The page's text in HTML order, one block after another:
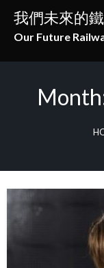
Skip
content
我們未來的
Our Future